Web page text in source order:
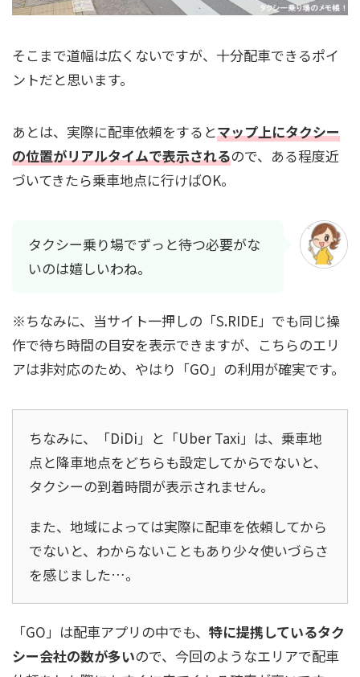
そこまで道幅は広くないですが、十分配車できるポイ
ントだと思います。
あとは、実際に配車依頼をするとマップ上にタクシー
の位置がリアルタイムで表示されるので、ある程度近
づいてきたら乗車地点に行けばOK。
タクシー乗り場でずっと待つ必要がな
いのは嬉しいわね。
※ちなみに、当サイト一押しの「S.RIDE」でも同じ操
作で待ち時間の目安を表示できますが、こちらのエリ
アは非対応のため、やはり「GO」の利用が確実です。
ちなみに、「DiDi」と「Uber Taxi」は、乗車地
点と降車地点をどちらも設定してからでないと、
タクシーの到着時間が表示されません。
また、地域によっては実際に配車を依頼してから
でないと、わからないこともあり少々使いづらさ
を感じました…。
「GO」は配車アプリの中でも、 特に提携しているタク
シー会社の数が多いので、今回のようなエリアで配車